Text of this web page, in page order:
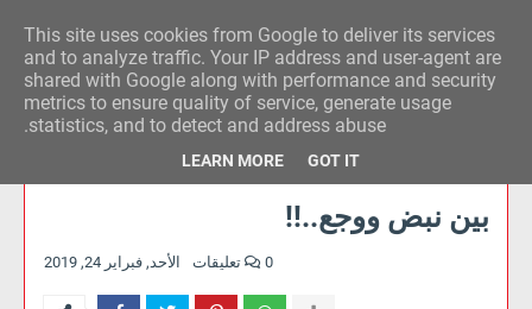
وكالة الحدث للآراء
بين نبض ووجع..!!
الأحد, فبراير 24, 2019 0 تعليقات
This site uses cookies from Google to deliver its services
and to analyze traffic. Your IP address and user-agent are
shared with Google along with performance and security
metrics to ensure quality of service, generate usage
statistics, and to detect and address abuse.
LEARN MORE GOT IT